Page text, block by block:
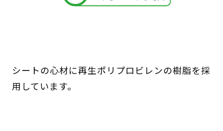
シートの心材に再生ポリプロビレンの樹脂を採
用しています。